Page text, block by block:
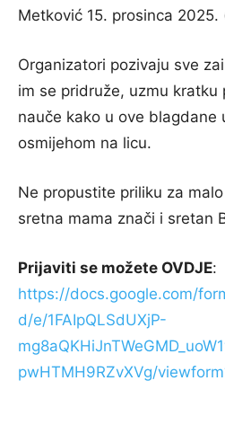
Metković 15. prosinca
Organizatori pozivaju sve
im se pridruže, uzmu kratku
nauče kako u ove blagdane
osmijehom na licu.
Ne propustite priliku za
sretna mama znači i sretan
Prijaviti se možete OVDJE:
https://docs.google.com/
d/e/1FAIpQLSdUXjP-
pwHTMH9RZvXVg/